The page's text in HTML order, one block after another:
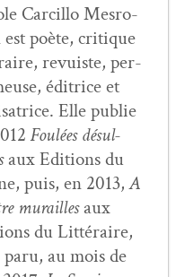
Car­cil­lo Mes­ro­
poète, cri­tique
revuiste, per­
éditrice et
Elle pub­lie
Foulées désul­
aux Edi­tions du
puis, en 2013,A
muraillesaux
du Lit­téraire,
paru, au mois de